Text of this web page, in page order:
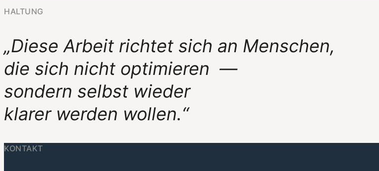
HALTUNG
„Diese Arbeit richtet sich an Menschen,
die sich nicht optimieren —
sondern selbst wieder
klarer werden wollen.“
KONTAKT